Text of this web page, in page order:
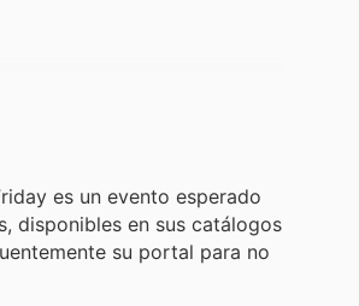
es un evento esperado
disponibles en sus catálogos
su portal para no